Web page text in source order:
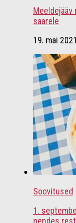
Meeldejääv
saarele
19. mai 2021
Soovitused
1.
nendes